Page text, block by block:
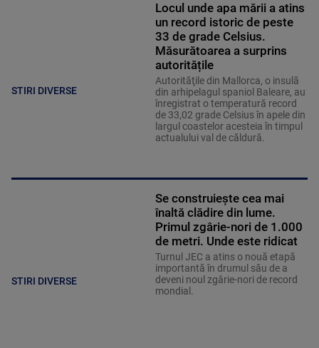
STIRI DIVERSE
Locul unde apa mării a atins
un record istoric de peste
33 de grade Celsius.
Măsurătoarea a surprins
autoritățile
Autorităţile din Mallorca, o insulă
din arhipelagul spaniol Baleare, au
înregistrat o temperatură record
de 33,02 grade Celsius în apele din
largul coastelor acesteia în timpul
actualului val de căldură.
STIRI DIVERSE
Se construiește cea mai
înaltă clădire din lume.
Primul zgârie-nori de 1.000
de metri. Unde este ridicat
Turnul JEC a atins o nouă etapă
importantă în drumul său de a
deveni noul zgârie-nori de record
mondial.